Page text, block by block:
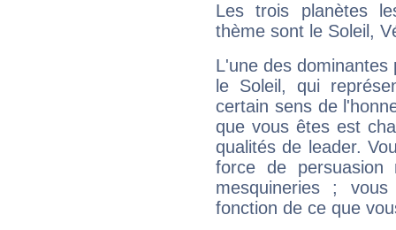
Les trois planètes
thème sont le Soleil,
L'une des
le Soleil, qui
certain sens de
que vous êtes est
qualités de leader.
force de
mesquineries ;
fonction de ce que